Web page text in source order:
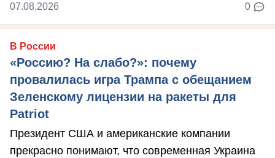
07.08.2026 0
В России
«Россию? На слабо?»: почему
провалилась игра Трампа с обещанием
Зеленскому лицензии на ракеты для
Patriot
Президент США и американские компании
прекрасно понимают, что современная Украина